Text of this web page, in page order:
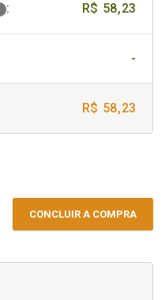
: R$ 58,23
-
R$ 58,23
CONCLUIR A COMPRA